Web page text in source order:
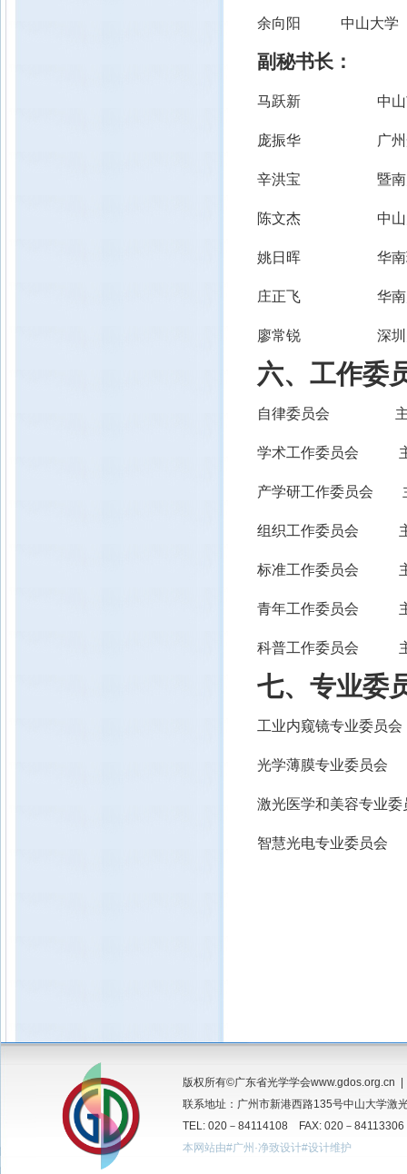
余向阳 中山大
副秘书长：
马跃新 中山市
庞振华 广州光
辛洪宝 暨
陈文杰 中山
姚日晖 华
庄正飞 华
廖常锐 深
六、工作委
自律委员会 主
学术工作委员会 主
产学研工作委员会
组织工作委员会 主
标准工作委员会 主
青年工作委员会 主
科普工作委员会 主
七、专业委
工业内窥镜专业委
光学薄膜专业委员
激光医学和美容专业
智慧光电专业委员
版权所有©广东省光学学会www.gdos.org.cn
联系地址：广州市新港西路135号中山大学
TEL: 020－84114108 FAX: 020－
本网站由#广州·净致设计#设计维护